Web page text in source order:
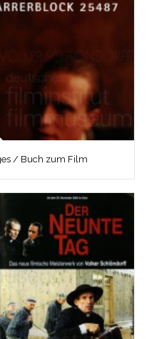
/ Buch zum Film